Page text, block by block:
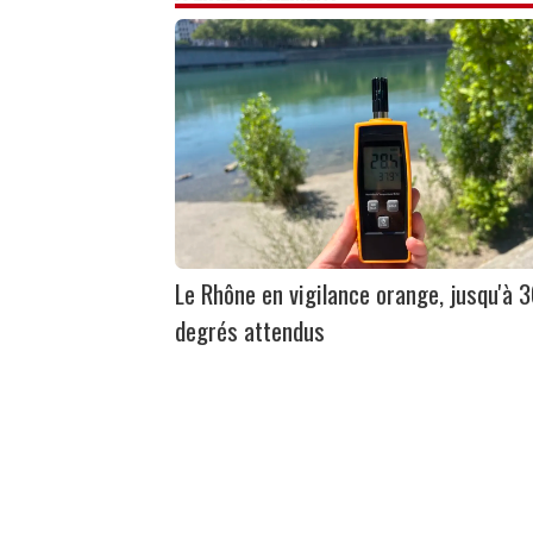
Le Rhône en vigilance orange, jusqu'à
degrés attendus